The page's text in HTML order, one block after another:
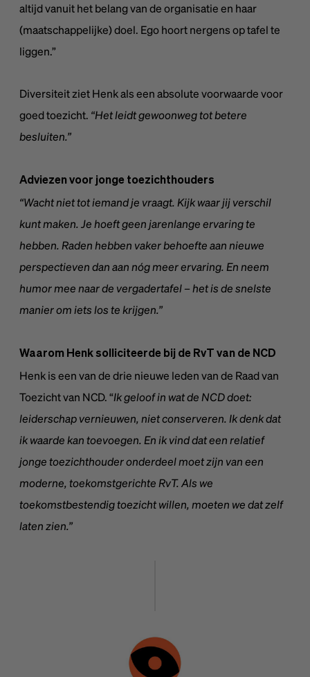
websites. The intention is to display ads that are
relevant and engaging for the individual user and
thereby more valuable for publishers and third-party
advertisers. These cookies may be used for personalized
Unclassified
We're currently sorting out those unclassified cookies,
partnering up with the providers of each cookie along
the way.
altijd vanuit het belang van de organisatie en haar
(maatschappelijke) doel. Ego hoort nergens op tafel te
liggen.”
Diversiteit ziet Henk als een absolute voorwaarde voor
goed toezicht. “Het leidt gewoonweg tot betere
besluiten.”
Adviezen voor jonge toezichthouders
“Wacht niet tot iemand je vraagt. Kijk waar jij verschil
kunt maken. Je hoeft geen jarenlange ervaring te
hebben. Raden hebben vaker behoefte aan nieuwe
perspectieven dan aan nóg meer ervaring. En neem
humor mee naar de vergadertafel – het is de snelste
manier om iets los te krijgen.”
Waarom Henk solliciteerde bij de RvT van de NCD
Henk is een van de drie nieuwe leden van de Raad van
Toezicht van NCD. “Ik geloof in wat de NCD doet:
leiderschap vernieuwen, niet conserveren. Ik denk dat
ik waarde kan toevoegen. En ik vind dat een relatief
jonge toezichthouder onderdeel moet zijn van een
moderne, toekomstgerichte RvT. Als we
toekomstbestendig toezicht willen, moeten we dat zelf
laten zien.”